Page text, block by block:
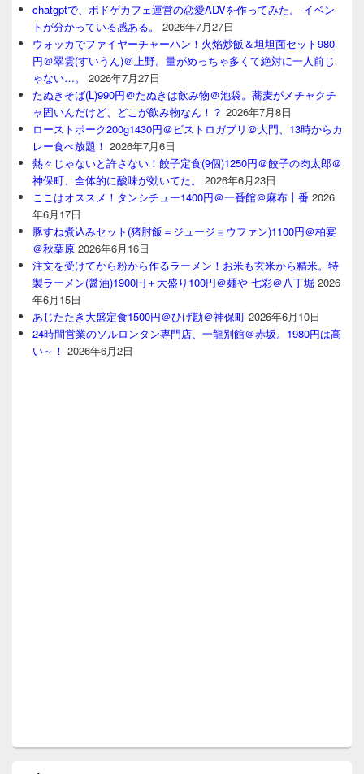
chatgptで、ボドゲカフェ運営の恋愛ADVを作ってみた。 イベン
トが分かっている感ある。
2026年7月27日
ウォッカでファイヤーチャーハン！火焰炒飯＆坦坦面セット980
円＠翠雲(すいうん)＠上野。量がめっちゃ多くて絶対に一人前じ
ゃない…。
2026年7月27日
たぬきそば(L)990円＠たぬきは飲み物＠池袋。蕎麦がメチャクチ
ャ固いんだけど、どこが飲み物なん！？ 2026年7月8日
ローストポーク200g1430円＠ビストロガブリ＠大門、13時からカ
レー食べ放題！ 2026年7月6日
熱々じゃないと許さない！餃子定食(9個)1250円＠餃子の肉太郎＠
神保町、全体的に酸味が効いてた。
2026年6月23日
ここはオススメ！タンシチュー1400円＠一番館＠麻布十番 2026
年6月17日
豚すね煮込みセット(猪肘飯＝ジュージョウファン)1100円＠柏宴
＠秋葉原 2026年6月16日
注文を受けてから粉から作るラーメン！お米も玄米から精米。特
製ラーメン(醤油)1900円＋大盛り100円＠麺や 七彩＠八丁堀 2026
年6月15日
あじたたき大盛定食1500円＠ひげ勘＠神保町 2026年6月10日
24時間営業のソルロンタン専門店、一龍別館＠赤坂。1980円は高
い～！ 2026年6月2日